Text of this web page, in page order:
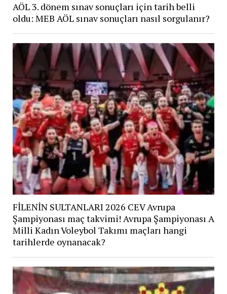
AÖL 3. dönem sınav sonuçları için tarih belli
oldu: MEB AÖL sınav sonuçları nasıl sorgulanır?
FİLENİN SULTANLARI 2026 CEV Avrupa
Şampiyonası maç takvimi! Avrupa Şampiyonası A
Milli Kadın Voleybol Takımı maçları hangi
tarihlerde oynanacak?